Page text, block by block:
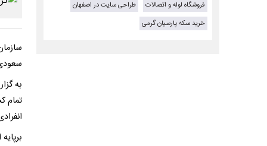
به
تمام
فروشگاه لوله و اتصالات
طراحی سایت در اصفهان
خرید سکه پارسیان گرمی